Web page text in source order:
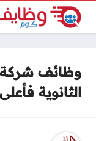
وظائف شركة
الثانوية